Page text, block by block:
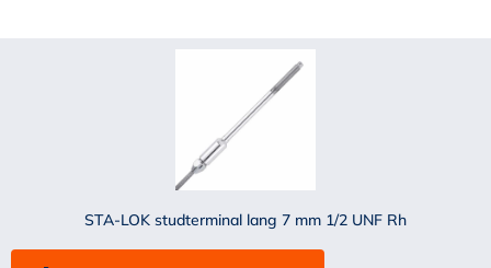
STA-LOK studterminal lang 7 mm 1/2 UNF Rh